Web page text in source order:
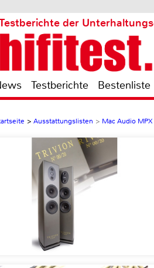
der
Testberichte Bestenliste
> Ausstattungslisten > Mac Audio